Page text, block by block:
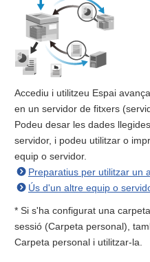
Accediu i utilitzeu Espai
en un servidor de fitxers
Podeu desar les dades
servidor, i podeu utilitzar o
equip o servidor.
Preparatius per utilitzar un
Ús d'un altre equip o
* Si s'ha configurat una
sessió (Carpeta personal),
Carpeta personal i utilitzar-la.